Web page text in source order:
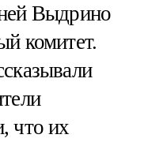
Выдрино
комитет.
что их